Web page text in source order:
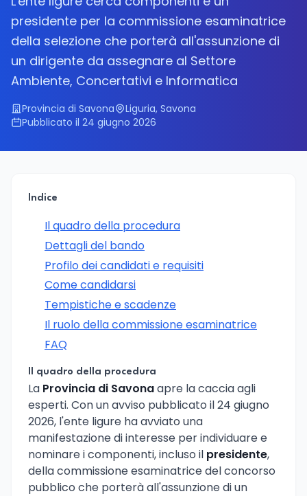
presidente per la commissione esaminatrice
della selezione che porterà all'assunzione di
un dirigente da assegnare al Settore
Ambiente, Concertativi e Informatica
Provincia di Savona
Liguria, Savona
Pubblicato il 24 giugno 2026
Indice
Il quadro della procedura
Dettagli del bando
Profilo dei candidati e requisiti
Come candidarsi
Tempistiche e scadenze
Il ruolo della commissione esaminatrice
FAQ
Il quadro della procedura
La Provincia di Savonaapre la caccia agli
esperti. Con un avviso pubblicato il 24 giugno
2026, l'ente ligure ha avviato una
manifestazione di interesse per individuare e
nominare i componenti, incluso il presidente,
della commissione esaminatrice del concorso
pubblico che porterà all'assunzione di un